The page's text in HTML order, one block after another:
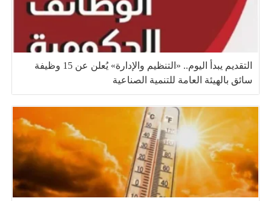
التقديم يبدأ اليوم.. «التنظيم والإدارة» يُعلن عن 15 وظيفة
سائق بالهيئة العامة للتنمية الصناعية